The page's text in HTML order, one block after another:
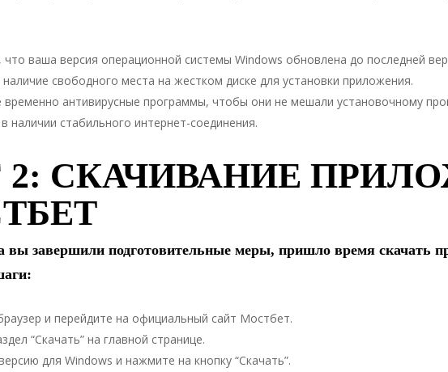
что ваша версия операционной системы Windows обновлена до последней
свободного места на жестком диске для установки приложения.
антивирусные программы, чтобы они не мешали установочному
наличии стабильного интернет-соединения.
СКАЧИВАНИЕ
вы завершили подготовительные меры, пришло время скачать
и перейдите на официальный сайт Мостбет.
“Скачать” на главной странице.
для Windows и нажмите на кнопку “Скачать”.